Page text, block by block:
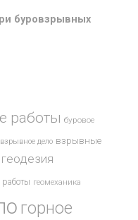
буровзрывных
работы буровое
взрывное дело взрывные
геодезия
работы геомеханика
горное